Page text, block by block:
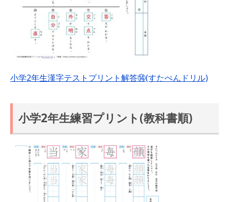
小学2年生漢字テストプリント解答⑭(すたぺんドリル)
小学2年生練習プリント(教科書順)